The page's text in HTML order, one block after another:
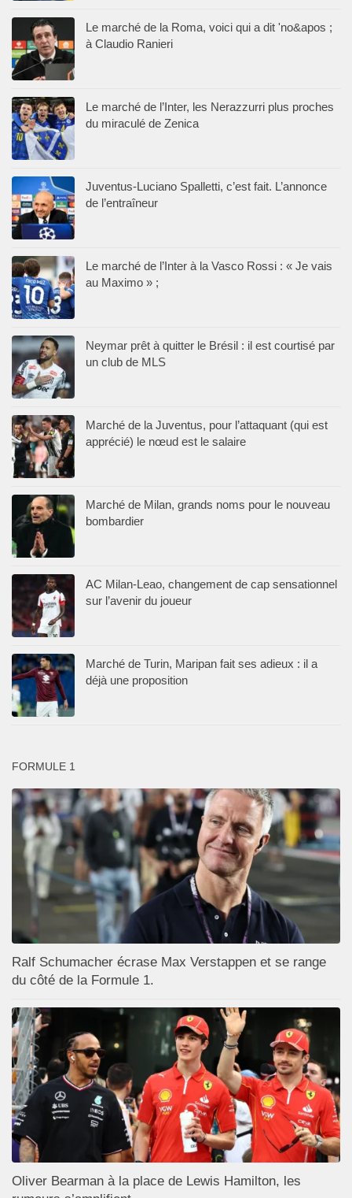
Le marché de la Roma, voici qui a dit 'no&apos ;
à Claudio Ranieri
Le marché de l’Inter, les Nerazzurri plus proches
du miraculé de Zenica
Juventus-Luciano Spalletti, c’est fait. L’annonce
de l’entraîneur
Le marché de l’Inter à la Vasco Rossi : « Je vais
au Maximo » ;
Neymar prêt à quitter le Brésil : il est courtisé par
un club de MLS
Marché de la Juventus, pour l’attaquant (qui est
apprécié) le nœud est le salaire
Marché de Milan, grands noms pour le nouveau
bombardier
AC Milan-Leao, changement de cap sensationnel
sur l’avenir du joueur
Marché de Turin, Maripan fait ses adieux : il a
déjà une proposition
FORMULE 1
Ralf Schumacher écrase Max Verstappen et se range
du côté de la Formule 1.
Oliver Bearman à la place de Lewis Hamilton, les